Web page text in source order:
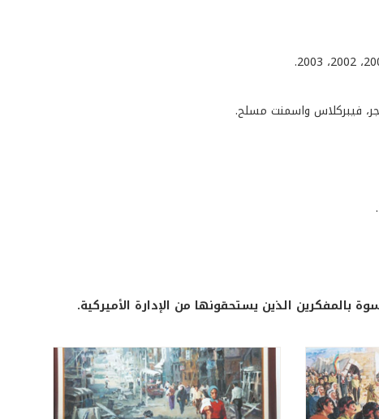
فيبركلاس واسمنت مسلح.
بالمفكرين الذين يستحقونها من الإدارة الأميركية.